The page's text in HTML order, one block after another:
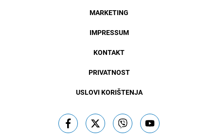
MARKETING
IMPRESSUM
KONTAKT
PRIVATNOST
USLOVI KORIŠTENJA